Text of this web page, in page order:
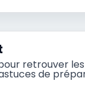
retrouver
de